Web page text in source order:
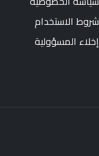
شروط الاستخدام
إخلاء المسؤولية